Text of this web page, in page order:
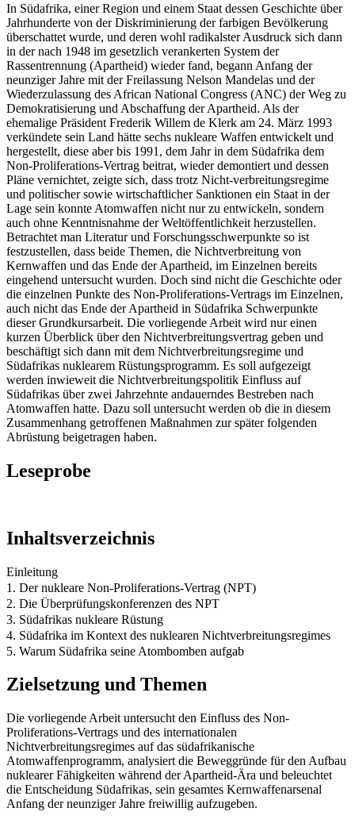
In Südafrika, einer Region und einem Staat dessen Geschichte über
Jahrhunderte von der Diskriminierung der farbigen Bevölkerung
überschattet wurde, und deren wohl radikalster Ausdruck sich dann
in der nach 1948 im gesetzlich verankerten System der
Rassentrennung (Apartheid) wieder fand, begann Anfang der
neunziger Jahre mit der Freilassung Nelson Mandelas und der
Wiederzulassung des African National Congress (ANC) der Weg zu
Demokratisierung und Abschaffung der Apartheid. Als der
ehemalige Präsident Frederik Willem de Klerk am 24. März 1993
verkündete sein Land hätte sechs nukleare Waffen entwickelt und
hergestellt, diese aber bis 1991, dem Jahr in dem Südafrika dem
Non-Proliferations-Vertrag beitrat, wieder demontiert und dessen
Pläne vernichtet, zeigte sich, dass trotz Nicht-verbreitungsregime
und politischer sowie wirtschaftlicher Sanktionen ein Staat in der
Lage sein konnte Atomwaffen nicht nur zu entwickeln, sondern
auch ohne Kenntnisnahme der Weltöffentlichkeit herzustellen.
Betrachtet man Literatur und Forschungsschwerpunkte so ist
festzustellen, dass beide Themen, die Nichtverbreitung von
Kernwaffen und das Ende der Apartheid, im Einzelnen bereits
eingehend untersucht wurden. Doch sind nicht die Geschichte oder
die einzelnen Punkte des Non-Proliferations-Vertrags im Einzelnen,
auch nicht das Ende der Apartheid in Südafrika Schwerpunkte
dieser Grundkursarbeit. Die vorliegende Arbeit wird nur einen
kurzen Überblick über den Nichtverbreitungsvertrag geben und
beschäftigt sich dann mit dem Nichtverbreitungsregime und
Südafrikas nuklearem Rüstungsprogramm. Es soll aufgezeigt
werden inwieweit die Nichtverbreitungspolitik Einfluss auf
Südafrikas über zwei Jahrzehnte andauerndes Bestreben nach
Atomwaffen hatte. Dazu soll untersucht werden ob die in diesem
Zusammenhang getroffenen Maßnahmen zur später folgenden
Abrüstung beigetragen haben.
Leseprobe
Inhaltsverzeichnis
Einleitung
1. Der nukleare Non-Proliferations-Vertrag (NPT)
2. Die Überprüfungskonferenzen des NPT
3. Südafrikas nukleare Rüstung
4. Südafrika im Kontext des nuklearen Nichtverbreitungsregimes
5. Warum Südafrika seine Atombomben aufgab
Zielsetzung und Themen
Die vorliegende Arbeit untersucht den Einfluss des Non-
Proliferations-Vertrags und des internationalen
Nichtverbreitungsregimes auf das südafrikanische
Atomwaffenprogramm, analysiert die Beweggründe für den Aufbau
nuklearer Fähigkeiten während der Apartheid-Ära und beleuchtet
die Entscheidung Südafrikas, sein gesamtes Kernwaffenarsenal
Anfang der neunziger Jahre freiwillig aufzugeben.